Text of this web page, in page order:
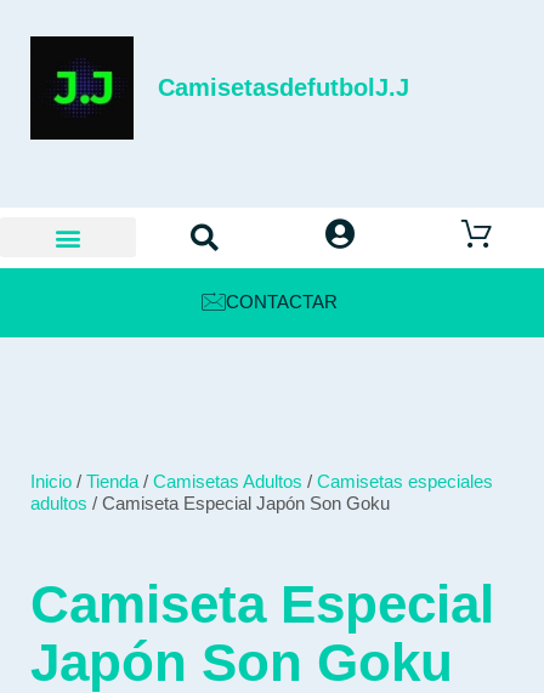
CamisetasdefutbolJ.J
CONTACTAR
Inicio / Tienda / Camisetas Adultos / Camisetas especiales
adultos / Camiseta Especial Japón Son Goku
Camiseta Especial
Japón Son Goku